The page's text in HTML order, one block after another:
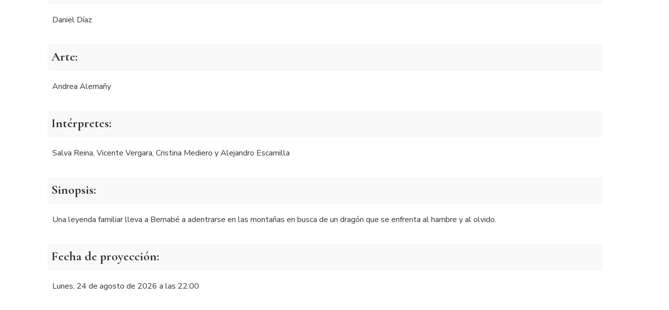
Daniel Díaz
Arte:
Andrea Alemañy
Intérpretes:
Salva Reina, Vicente Vergara, Cristina Mediero y Alejandro Escamilla
Sinopsis:
Una leyenda familiar lleva a Bernabé a adentrarse en las montañas en busca de un dragón que se enfrenta al hambre y al olvido.
Fecha de proyección:
Lunes, 24 de agosto de 2026 a las 22:00